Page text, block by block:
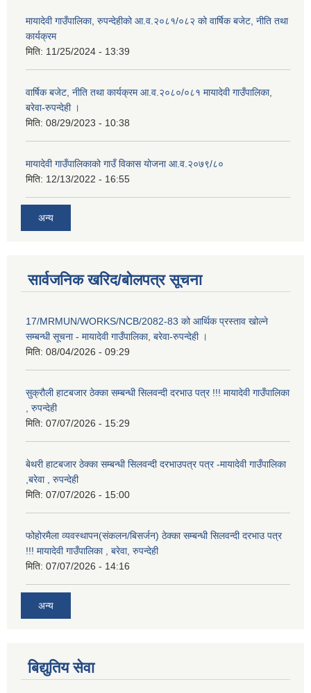
मायादेवी गाउँपालिका, रुपन्देहीको आ.व.२०८१/०८२ को वार्षिक बजेट, नीति तथा
कार्यक्रम
मिति: 11/25/2024 - 13:39
वार्षिक बजेट, नीति तथा कार्यक्रम आ.व.२०८०/०८१ मायादेवी गाउँपालिका,
बरेवा-रुपन्देही ।
मिति: 08/29/2023 - 10:38
मायादेवी गाउँपालिकाको गाउँ विकास योजना आ.व.२०७९/८०
मिति: 12/13/2022 - 16:55
अन्य
सार्वजनिक खरिद/बोलपत्र सूचना
17/MRMUN/WORKS/NCB/2082-83 को आर्थिक प्रस्ताव खोल्ने
सम्बन्धी सूचना - मायादेवी गाउँपालिका, बरेवा-रुपन्देही ।
मिति: 08/04/2026 - 09:29
सुक्रौली हाटबजार ठेक्का सम्बन्धी सिलवन्दी दरभाउ पत्र !!! मायादेवी गाउँपालिका
, रुपन्देही
मिति: 07/07/2026 - 15:29
बेथरी हाटबजार ठेक्का सम्बन्धी सिलवन्दी दरभाउपत्र पत्र -मायादेवी गाउँपालिका
,बरेवा , रुपन्देही
मिति: 07/07/2026 - 15:00
फोहोरमैला व्यवस्थापन(संकलन/बिसर्जन) ठेक्का सम्बन्धी सिलवन्दी दरभाउ पत्र
!!! मायादेवी गाउँपालिका , बरेवा, रुपन्देही
मिति: 07/07/2026 - 14:16
अन्य
बिद्युतिय सेवा